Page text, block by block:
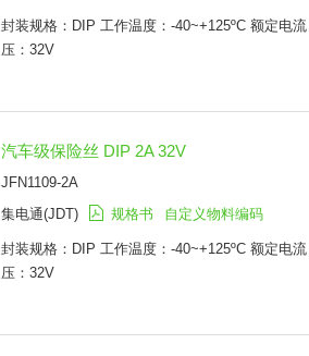
封装规格：DIP 工作温度：-40~+125ºC 额定电
压：32V
汽车级保险丝 DIP 2A 32V
JFN1109-2A
集电通(JDT)
规格书 自定义物料编码
封装规格：DIP 工作温度：-40~+125ºC 额定电
压：32V